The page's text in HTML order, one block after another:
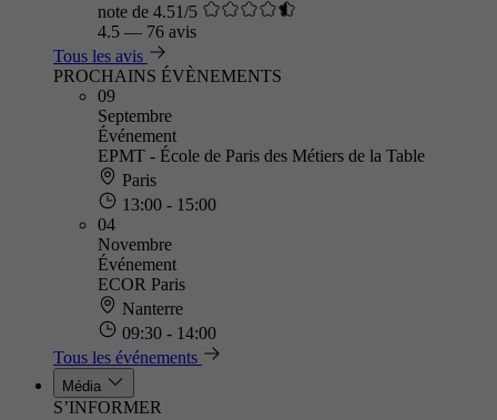
note de 4.51/5
4.5 — 76 avis
Tous les avis
PROCHAINS ÉVÈNEMENTS
09
Septembre
Événement
EPMT - École de Paris des Métiers de la Table
Paris
13:00 - 15:00
04
Novembre
Événement
ECOR Paris
Nanterre
09:30 - 14:00
Tous les événements
Média
S’INFORMER